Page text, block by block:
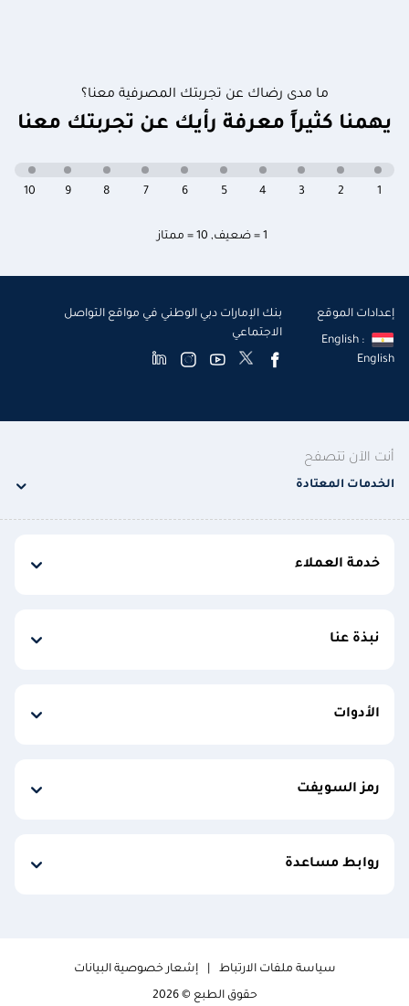
ما مدى رضاك عن تجربتك المصرفية معنا؟
يهمنا كثيراً معرفة رأيك عن تجربتك معنا
1 = ضعيف , 10 = ممتاز
10 9 8 7 6 5 4 3 2 1
إعدادات الموقع
English :
English
بنك الإمارات دبي الوطني في مواقع التواصل
الاجتماعي
أنت الآن تتصفح
الخدمات المعتادة
خدمة العملاء
نبذة عنا
الأدوات
رمز السويفت
روابط مساعدة
سياسة ملفات الارتباط إشعار خصوصية البيانات
حقوق الطبع © 2026